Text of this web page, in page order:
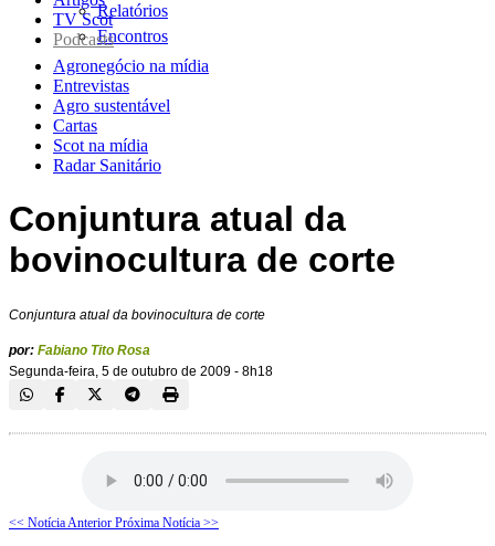
Relatórios
Encontros
TV Scot
Podcasts
Agronegócio na mídia
Entrevistas
Agro sustentável
Cartas
Scot na mídia
Radar Sanitário
Conjuntura atual da
bovinocultura de corte
Conjuntura atual da bovinocultura de corte
por: Fabiano Tito Rosa
Segunda-feira, 5 de outubro de 2009 - 8h18
<< Notícia Anterior Próxima Notícia >>